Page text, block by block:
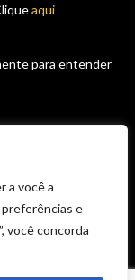
a você a
e
você concorda
aqui
para entender
do GHT.
via email.